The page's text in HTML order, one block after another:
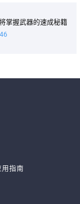
掌握武器的速成秘籍
指南